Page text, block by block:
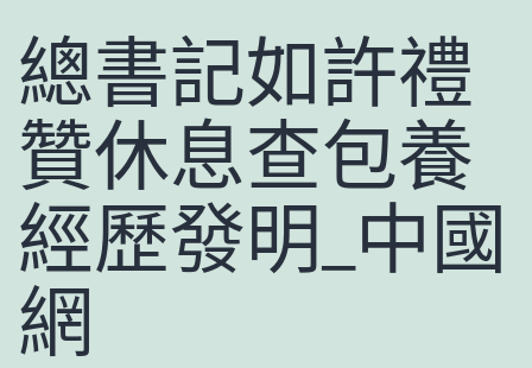
總書記如許禮
贊休息查包養
經歷發明_中國
網